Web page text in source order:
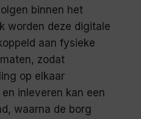
binnen het
worden deze digitale
aan fysieke
zodat
op elkaar
inleveren kan een
waarna de borg